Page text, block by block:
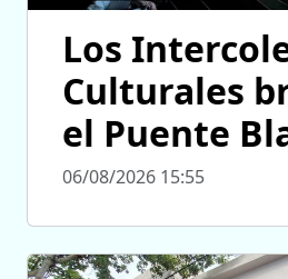
Los
Culturales
el Puente
06/08/2026 15:55